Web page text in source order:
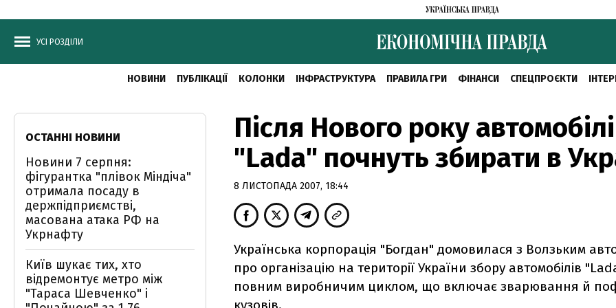
УСІ РОЗДІЛИ
НОВИНИ ПУБЛІКАЦІЇ КОЛОНКИ ІНФРАСТРУКТУРА ПРАВИЛА ГРИ ФІНАНСИ СПЕЦПРОЄКТИ
Після Нового року автомобілі
"Lada" почнуть збирати в
8 ЛИСТОПАДА 2007, 18:44
Українська корпорація "Богдан" домовилася з Волзьким
про організацію на території України збору автомобілів
повним виробничим циклом, що включає зварювання й
ОСТАННІ НОВИНИ
Новини 7 серпня:
фігурантка "плівок Міндіча"
отримала посаду в
держпідприємстві,
масована атака РФ на
Укрнафту
Київ шукає тих, хто
відремонтує метро між
"Тараса Шевченко" і